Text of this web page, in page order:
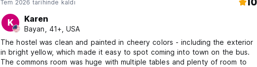
Tem 2026 tarihinde kaldı
K Karen
Bayan, 41+, USA
The hostel was clean and painted in cheery colors - including the exterior
in bright yellow, which made it easy to spot coming into town on the bus.
The commons room was huge with multiple tables and plenty of room to